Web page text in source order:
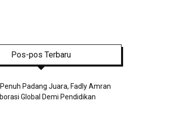
Pos-pos Terbaru
Padang Juara, Fadly Amran
Global Demi Pendidikan